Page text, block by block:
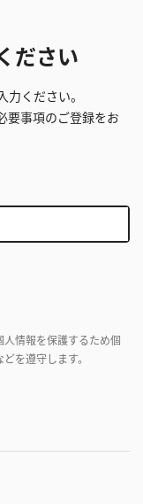
ださい
ください。
要事項のご登録をお
情報を保護するため個
を遵守します。